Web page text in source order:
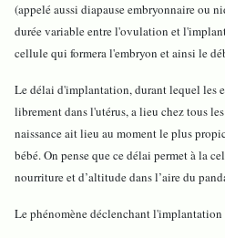
(appelé aussi diapause embryonnaire ou
durée variable entre l'ovulation et
cellule qui formera l'embryon et ainsi le
Le délai d'implantation, durant lequel les
librement dans l'utérus, a lieu chez tous
naissance ait lieu au moment le plus
bébé. On pense que ce délai permet à la
nourriture et d’altitude dans l’aire du
Le phénomène déclenchant l'implantation